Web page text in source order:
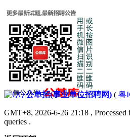
|公单招(事业单位招聘网) ( 粤
GMT+8, 2026-6-26 21:18 ,
queries .